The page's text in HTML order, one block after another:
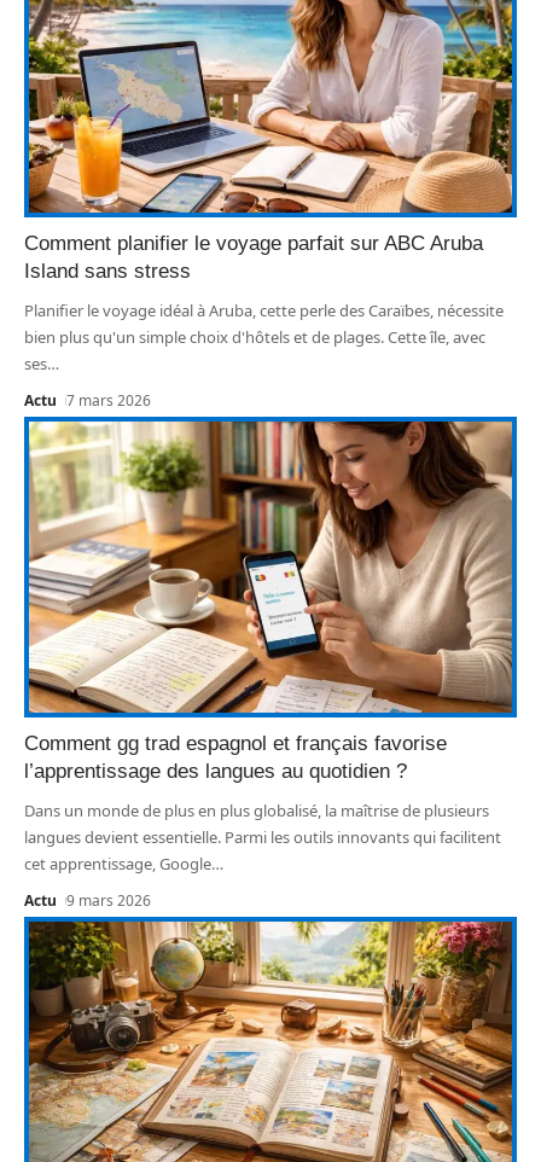
Comment planifier le voyage parfait sur ABC Aruba
Island sans stress
Planifier le voyage idéal à Aruba, cette perle des Caraïbes, nécessite
bien plus qu'un simple choix d'hôtels et de plages. Cette île, avec
ses…
Actu 7 mars 2026
Comment gg trad espagnol et français favorise
l’apprentissage des langues au quotidien ?
Dans un monde de plus en plus globalisé, la maîtrise de plusieurs
langues devient essentielle. Parmi les outils innovants qui facilitent
cet apprentissage, Google…
Actu 9 mars 2026